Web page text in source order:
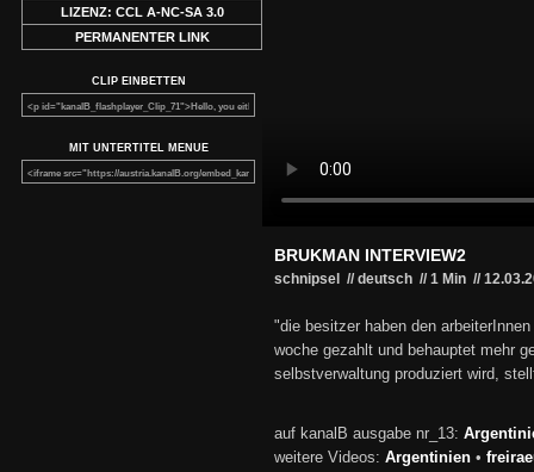
LIZENZ: CCL A-NC-SA 3.0
PERMANENTER LINK
CLIP EINBETTEN
MIT UNTERTITEL MENUE
BRUKMAN INTERVIEW2
schnipsel // deutsch // 1 Min //
"die besitzer haben den
woche gezahlt und behauptet mehr
selbstverwaltung produziert wird,
auf kanalB ausgabe nr_13:
weitere Videos: Argentinien •